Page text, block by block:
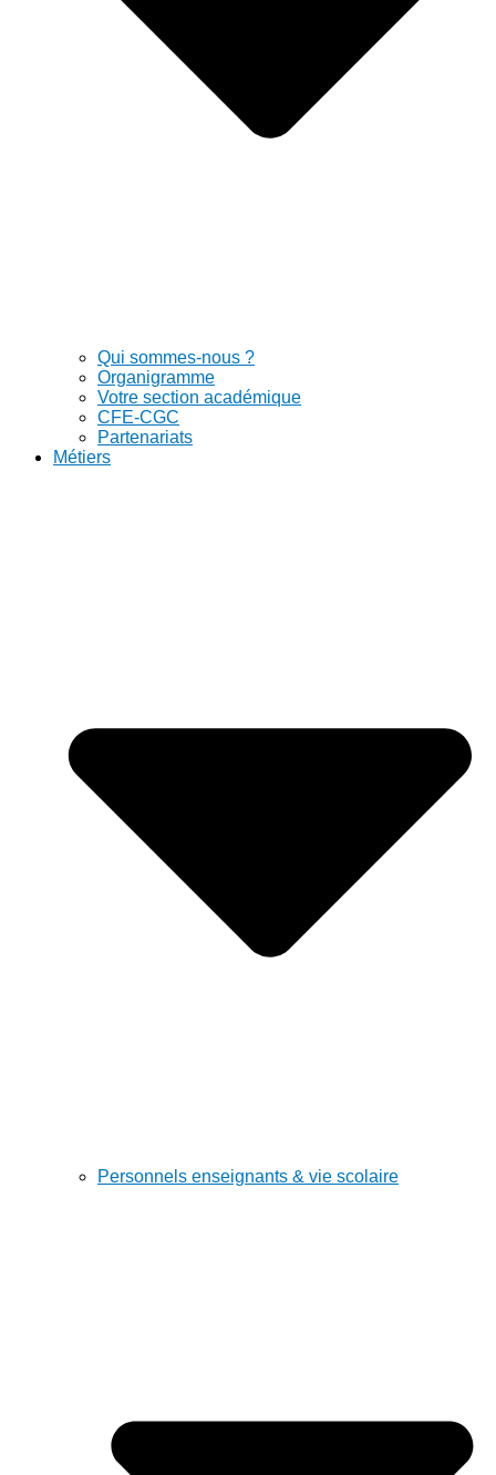
Qui sommes-nous ?
Organigramme
Votre section académique
CFE-CGC
Partenariats
Métiers
Personnels enseignants & vie scolaire